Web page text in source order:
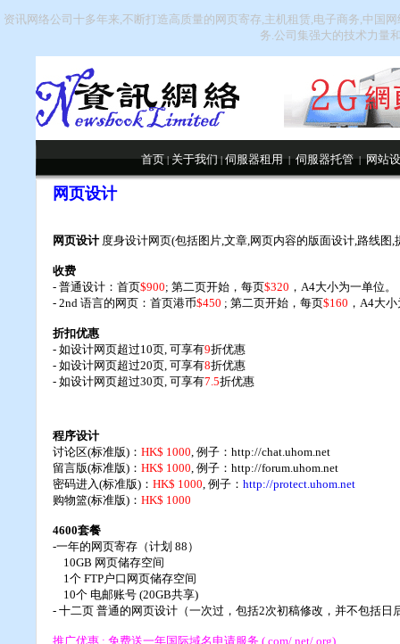
资讯网络公司十多年来,不断打造高质量的网页寄存,主机租赁,电子商务,中国
务.公司集强大的技术力量
首页|关于我们|伺服器租用|伺服器托管|网站
网页设计
网页设计 度身设计网页(包括图片,文章,网页内容的版面设计,路线图,
收费
- 普通设计：首页$900; 第二页开始，每页$320 ，A4大小为一单位。
- 2nd 语言的网页：首页港币$450 ; 第二页开始，每页$160 ，A4大
折扣优惠
- 如设计网页超过10页, 可享有9折优惠
- 如设计网页超过20页, 可享有8折优惠
- 如设计网页超过30页, 可享有7.5折优惠
程序设计
讨论区(标准版)： HK$ 1000 , 例子：http://chat.uhom.net
留言版(标准版)： HK$ 1000 , 例子：http://forum.uhom.net
密码进入(标准版)： HK$ 1000 , 例子： http://protect.uhom.net
购物篮(标准版)： HK$ 1000
4600套餐
-一年的网页寄存（计划 88）
10GB 网页储存空间
1个 FTP户口网页储存空间
10个 电邮账号 (20GB共享)
- 十二页 普通的网页设计（一次过，包括2次初稿修改，并不包括日
推广优惠 : 免费送一年国际域名申请服务 (.com/.net/.org)